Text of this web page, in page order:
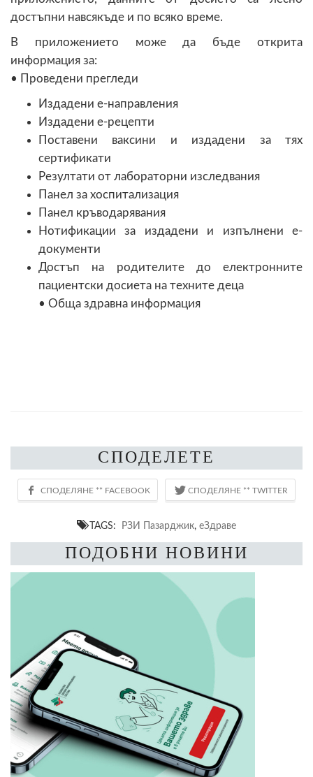
достъпни навсякъде и по всяко време.
В приложението може да бъде открита
информация за:
• Проведени прегледи
Издадени е-направления
Издадени е-рецепти
Поставени ваксини и издадени за тях
сертификати
Резултати от лабораторни изследвания
Панел за хоспитализация
Панел кръводарявания
Нотификации за издадени и изпълнени е-
документи
Достъп на родителите до електронните
пациентски досиета на техните деца
• Обща здравна информация
СПОДЕЛЕТЕ
TAGS: РЗИ Пазарджик, еЗдраве
ПОДОБНИ НОВИНИ